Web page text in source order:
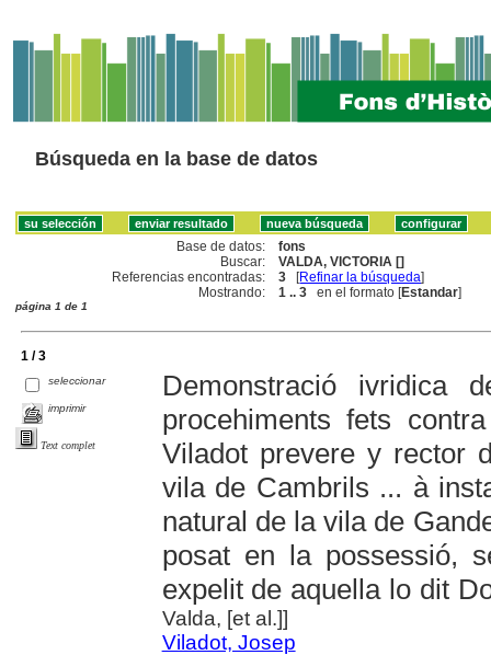
Búsqueda en la base de datos
Base de datos:
fons
Buscar:
VALDA, VICTORIA []
Referencias encontradas:
3 [Refinar la búsqueda]
Mostrando:
1 .. 3 en el formato [Estandar]
página 1 de 1
1 / 3
seleccionar
imprimir
Text complet
Demonstració ivridica
procehiments fets
Viladot prevere y rector
vila de Cambrils ... à
natural de la vila de
posat en la possessió,
expelit de aquella lo dit
Valda, [et al.]]
Viladot, Josep